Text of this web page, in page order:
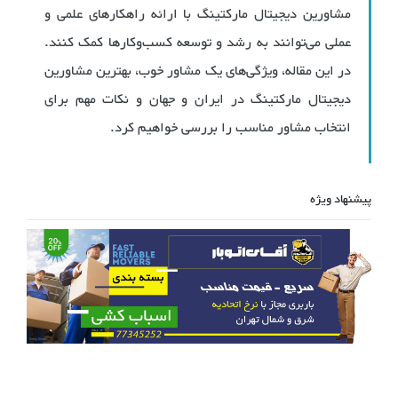
مشاورین دیجیتال مارکتینگ با ارائه راهکارهای علمی و
عملی می‌توانند به رشد و توسعه کسب‌وکارها کمک کنند.
در این مقاله، ویژگی‌های یک مشاور خوب، بهترین مشاورین
دیجیتال مارکتینگ در ایران و جهان و نکات مهم برای
انتخاب مشاور مناسب را بررسی خواهیم کرد.
پیشنهاد ویژه